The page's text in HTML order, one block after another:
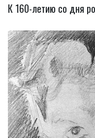
К 160-летию со дня